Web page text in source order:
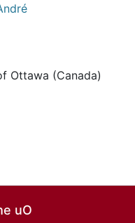
Ottawa (Canada)
uO